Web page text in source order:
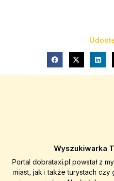
Wyszukiwarka
Portal dobrataxi.pl powstał z
miast, jak i także turystach